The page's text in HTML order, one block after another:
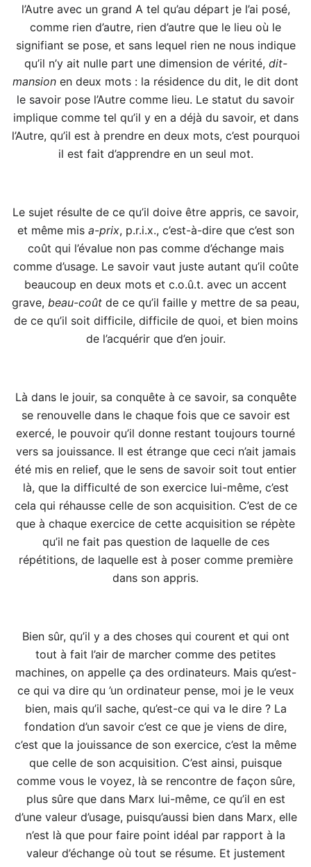
l’Autre avec un grand A tel qu’au départ je l’ai posé,
comme rien d’autre, rien d’autre que le lieu où le
signifiant se pose, et sans lequel rien ne nous indique
qu’il n’y ait nulle part une dimension de vérité, dit-
mansion en deux mots : la résidence du dit, le dit dont
le savoir pose l’Autre comme lieu. Le statut du savoir
implique comme tel qu’il y en a déjà du savoir, et dans
l’Autre, qu’il est à prendre en deux mots, c’est pourquoi
il est fait d’apprendre en un seul mot.
Le sujet résulte de ce qu’il doive être appris, ce savoir,
et même mis a-prix, p.r.i.x., c’est-à-dire que c’est son
coût qui l’évalue non pas comme d’échange mais
comme d’usage. Le savoir vaut juste autant qu’il coûte
beaucoup en deux mots et c.o.û.t. avec un accent
grave, beau-coût de ce qu’il faille y mettre de sa peau,
de ce qu’il soit difficile, difficile de quoi, et bien moins
de l’acquérir que d’en jouir.
Là dans le jouir, sa conquête à ce savoir, sa conquête
se renouvelle dans le chaque fois que ce savoir est
exercé, le pouvoir qu’il donne restant toujours tourné
vers sa jouissance. Il est étrange que ceci n’ait jamais
été mis en relief, que le sens de savoir soit tout entier
là, que la difficulté de son exercice lui-même, c’est
cela qui réhausse celle de son acquisition. C’est de ce
que à chaque exercice de cette acquisition se répète
qu’il ne fait pas question de laquelle de ces
répétitions, de laquelle est à poser comme première
dans son appris.
Bien sûr, qu’il y a des choses qui courent et qui ont
tout à fait l’air de marcher comme des petites
machines, on appelle ça des ordinateurs. Mais qu’est-
ce qui va dire qu ’un ordinateur pense, moi je le veux
bien, mais qu’il sache, qu’est-ce qui va le dire ? La
fondation d’un savoir c’est ce que je viens de dire,
c’est que la jouissance de son exercice, c’est la même
que celle de son acquisition. C’est ainsi, puisque
comme vous le voyez, là se rencontre de façon sûre,
plus sûre que dans Marx lui-même, ce qu’il en est
d’une valeur d’usage, puisqu’aussi bien dans Marx, elle
n’est là que pour faire point idéal par rapport à la
valeur d’échange où tout se résume. Et justement